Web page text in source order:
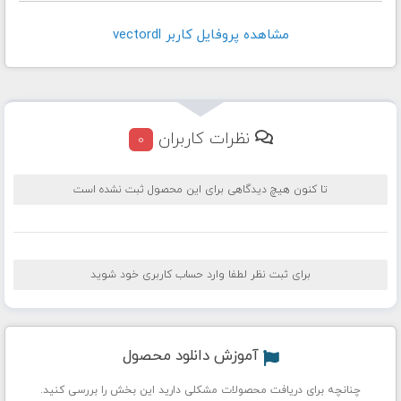
مشاهده پروفايل کاربر vectordl
نظرات کاربران 0
تا کنون هیچ دیدگاهی برای این محصول ثبت نشده است
برای ثبت نظر لطفا وارد حساب کاربری خود شوید
آموزش دانلود محصول
چنانچه برای دریافت محصولات مشکلی دارید این بخش را بررسی کنید.